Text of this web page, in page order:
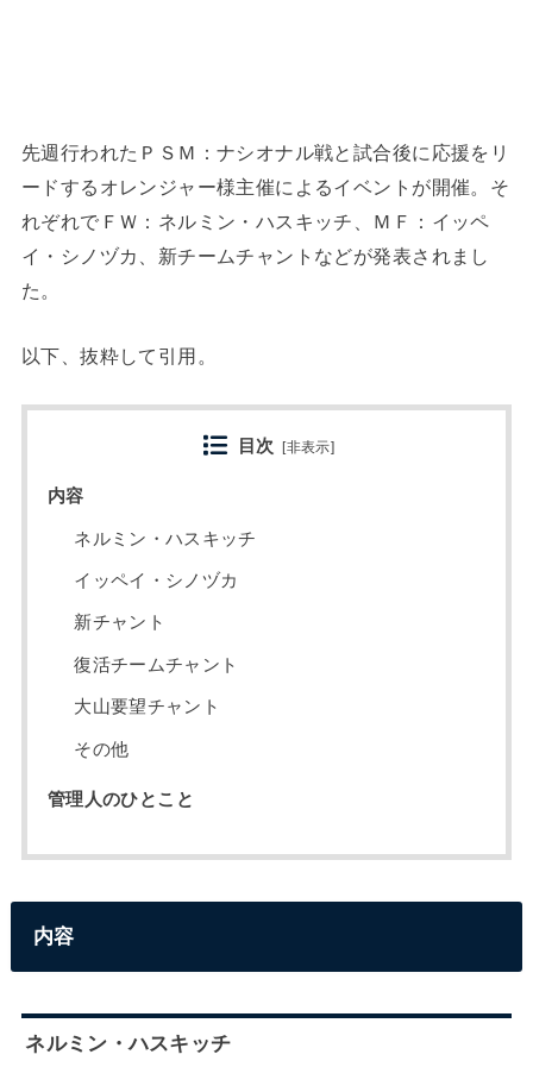
先週行われたＰＳＭ：ナシオナル戦と試合後に応援をリ
ードするオレンジャー様主催によるイベントが開催。そ
れぞれでＦＷ：ネルミン・ハスキッチ、ＭＦ：イッペ
イ・シノヅカ、新チームチャントなどが発表されまし
た。
以下、抜粋して引用。
目次 [非表示]
内容
ネルミン・ハスキッチ
イッペイ・シノヅカ
新チャント
復活チームチャント
大山要望チャント
その他
管理人のひとこと
内容
ネルミン・ハスキッチ